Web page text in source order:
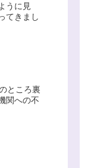
うに見
てきまし
ところ裏
関への不